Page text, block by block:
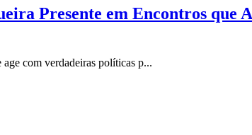
Presente em Encontros que
com verdadeiras políticas p...